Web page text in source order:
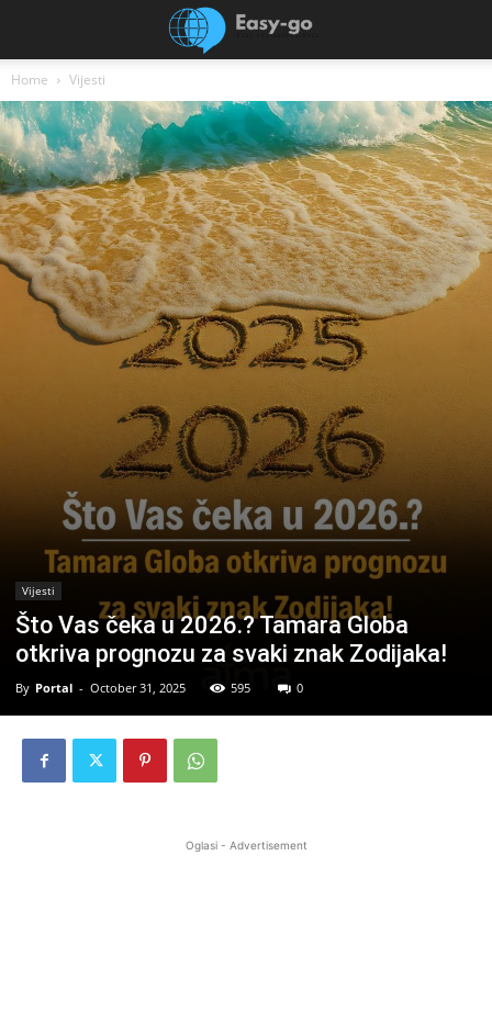
Home Vijesti
Vijesti
Što Vas čeka u 2026.? Tamara Globa
otkriva prognozu za svaki znak Zodijaka!
By Portal - October 31, 2025 595 0
Oglasi - Advertisement